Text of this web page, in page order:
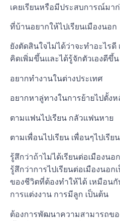
เคยเรียนหรือมีประสบการณ์มา
ที่บ้านอยากให้ไปเรียนเมืองนอก
ยังตัดสินใจไม่ได้ว่าจะทำอะไรดี
คิดเพิ่มขึ้นและได้รู้จักตัวเองดีขึ้น
อยากทำงานในต่างประเทศ
อยากหาลู่ทางในการย้ายไปตั้ง
ตามแฟนไปเรียน กลัวแฟนหาย
ตามเพื่อนไปเรียน เพื่อนๆไปเรี
รู้สึกว่าถ้าไม่ได้เรียนต่อเมืองน
รู้สึกว่าการไปเรียนต่อเมืองนอก
ของชีวิตที่ต้องทำให้ได้ เหมือน
การแต่งงาน การมีลูก เป็นต้น
ต้องการพัฒนาความสามารถขอ